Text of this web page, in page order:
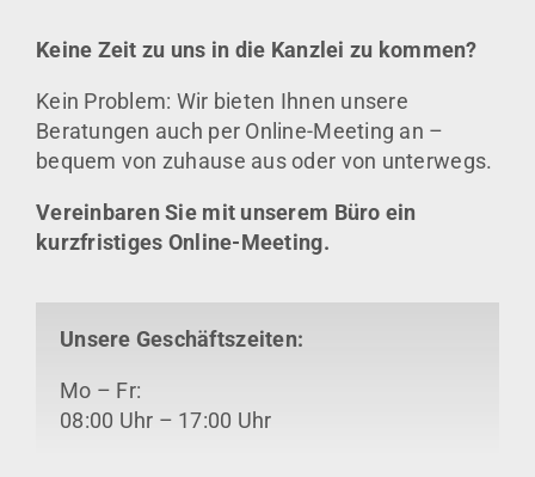
Keine Zeit zu uns in die Kanzlei zu kommen?
Kein Problem: Wir bieten Ihnen unsere
Beratungen auch per Online-Meeting an –
bequem von zuhause aus oder von unterwegs.
Vereinbaren Sie mit unserem Büro ein
kurzfristiges Online-Meeting.
Unsere Geschäftszeiten:
Mo – Fr:
08:00 Uhr – 17:00 Uhr